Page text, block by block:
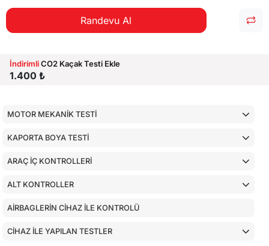
Randevu Al
İndirimliCO2 Kaçak Testi Ekle
1.400 ₺
MOTOR MEKANİK TESTİ
KAPORTA BOYA TESTİ
ARAÇ İÇ KONTROLLERİ
ALT KONTROLLER
AİRBAGLERİN CİHAZ İLE KONTROLÜ
CİHAZ İLE YAPILAN TESTLER